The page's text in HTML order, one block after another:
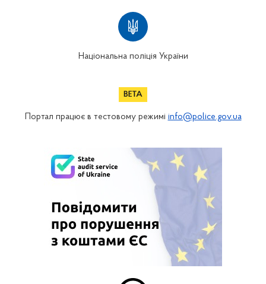
Національна поліція України
Портал працює в тестовому режимі info@police.gov.ua